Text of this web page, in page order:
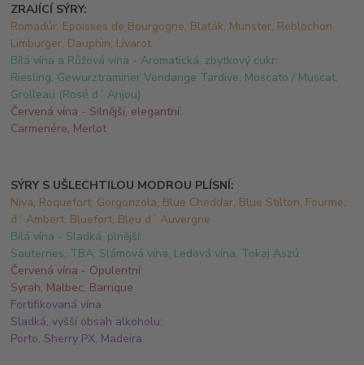
ZRAJÍCÍ SÝRY:
Romadúr, Epoisses de Bourgogne, Blaťák, Munster, Reblochon,
Limburger, Dauphin, Livarot
Bílá vína a Růžová vína -Aromatická, zbytkový cukr:
Riesling, Gewurztraminer Vendange Tardive, Moscato / Muscat,
Grolleau (Rosé d´ Anjou)
Červená vína - Silnější, elegantní:
Carmenére, Merlot
SÝRY S UŠLECHTILOU MODROU PLÍSNÍ:
Niva, Roquefort, Gorgonzola, Blue Cheddar, Blue Stilton, Fourme,
d´ Ambert, Bluefort, Bleu d´ Auvergne
Bílá vína - Sladká, plnější:
Sauternes, TBA, Slámová vína, Ledová vína, Tokaj Aszú
Červená vína - Opulentní:
Syrah, Malbec, Barrique
Fortifikovaná vína
Sladká, vyšší obsah alkoholu:
Porto, Sherry PX, Madeira